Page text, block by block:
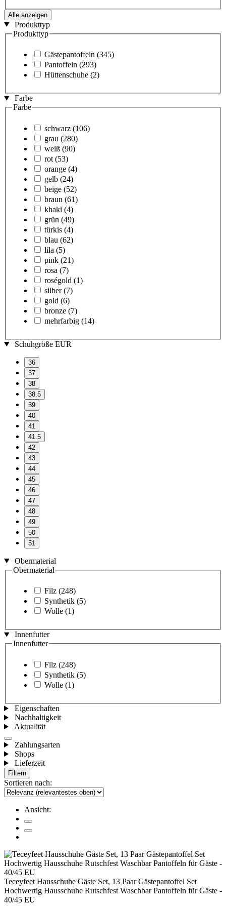
Alle anzeigen
Produkttyp
Produkttyp
Gästepantoffeln (345)
Pantoffeln (293)
Hüttenschuhe (2)
Farbe
Farbe
schwarz (106)
grau (280)
weiß (90)
rot (53)
orange (4)
gelb (24)
beige (52)
braun (61)
khaki (4)
grün (49)
türkis (4)
blau (62)
lila (5)
pink (21)
rosa (7)
roségold (1)
silber (7)
gold (6)
bronze (7)
mehrfarbig (14)
Schuhgröße EUR
36
37
38
38.5
39
40
41
41.5
42
43
44
45
46
47
48
49
50
51
Obermaterial
Obermaterial
Filz (248)
Synthetik (5)
Wolle (1)
Innenfutter
Innenfutter
Filz (248)
Synthetik (5)
Wolle (1)
Eigenschaften
Nachhaltigkeit
Aktualität
Zahlungsarten
Shops
Lieferzeit
Filtern
Sortieren nach:
Ansicht:
Teceyfeet Hausschuhe Gäste Set, 13 Paar Gästepantoffel Set
Hochwertig Hausschuhe Rutschfest Waschbar Pantoffeln für Gäste -
40/45 EU